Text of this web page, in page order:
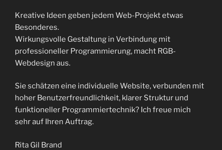
Kreative Ideen geben jedem Web-Projekt etwas
Besonderes.
Wirkungsvolle Gestaltung in Verbindung mit
professioneller Programmierung, macht RGB-
Webdesign aus.
Sie schätzen eine individuelle Website, verbunden mit
hoher Benutzerfreundlichkeit, klarer Struktur und
funktioneller Programmiertechnik? Ich freue mich
sehr auf Ihren Auftrag.
Rita Gil Brand